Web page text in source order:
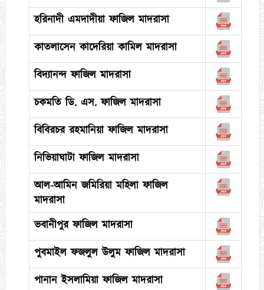
হরিনাদী এমদাদীয়া ফাজিল মাদরাসা
কাতলাসেন কাদেরিয়া কামিল মাদরাসা
বিদ্যানন্দ ফাজিল মাদরাসা
চকমতি ডি. এস. ফাজিল মাদরাসা
বিবিরচর রহমানিয়া ফাজিল মাদরাসা
নিভিয়াঘাটা ফাজিল মাদরাসা
আল-আমিন জমিরিয়া মহিলা ফাজিল
মাদরাসা
ভবানীপুর ফাজিল মাদরাসা
পুবমাইল ফজলুল উলুম ফাজিল মাদরাসা
পানান ইসলামিয়া ফাজিল মাদরাসা